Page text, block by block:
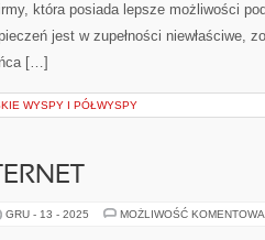
która posiada lepsze możliwości
jest w zupełności niewłaściwe,
[…]
WYSPY I PÓŁWYSPY
GRU - 13 - 2025 MOŻLIWOŚĆ